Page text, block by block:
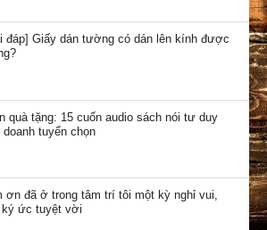
đáp] Giấy dán tường có dán lên kính được
quà tặng: 15 cuốn audio sách nói tư duy
doanh tuyển chọn
ơn đã ở trong tâm trí tôi một kỳ nghỉ vui,
ký ức tuyệt vời